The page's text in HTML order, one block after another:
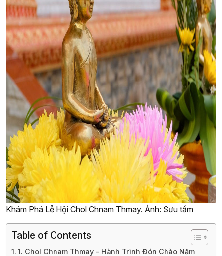
Khám Phá Lễ Hội Chol Chnam Thmay. Ảnh: Sưu tầm
Table of Contents
1. Chol Chnam Thmay – Hành Trình Đón Chào Năm